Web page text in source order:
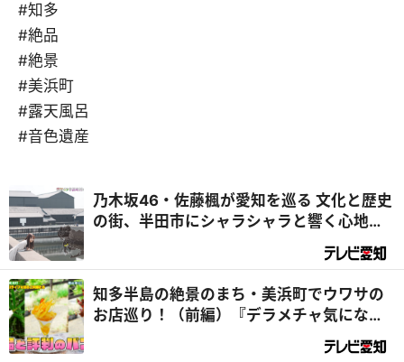
#知多
#絶品
#絶景
#美浜町
#露天風呂
#音色遺産
乃木坂46・佐藤楓が愛知を巡る 文化と歴史
の街、半田市にシャラシャラと響く心地よ
い音色の正体とは『乃木坂46 佐藤楓 音色
知多半島の絶景のまち・美浜町でウワサの
お店巡り！（前編）『デラメチャ気にな